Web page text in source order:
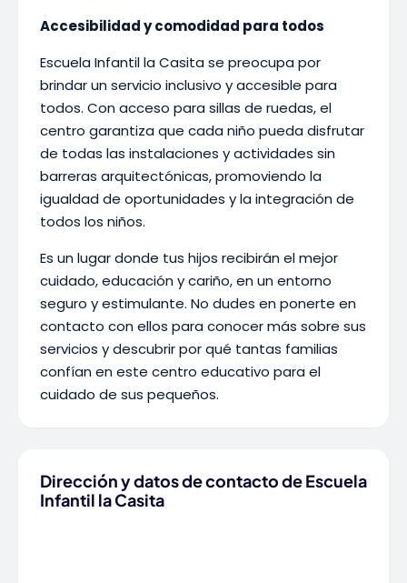
Accesibilidad y comodidad para todos
Escuela Infantil la Casita se preocupa por
brindar un servicio inclusivo y accesible para
todos. Con acceso para sillas de ruedas, el
centro garantiza que cada niño pueda disfrutar
de todas las instalaciones y actividades sin
barreras arquitectónicas, promoviendo la
igualdad de oportunidades y la integración de
todos los niños.
Es un lugar donde tus hijos recibirán el mejor
cuidado, educación y cariño, en un entorno
seguro y estimulante. No dudes en ponerte en
contacto con ellos para conocer más sobre sus
servicios y descubrir por qué tantas familias
confían en este centro educativo para el
cuidado de sus pequeños.
Dirección y datos de contacto de Escuela
Infantil la Casita